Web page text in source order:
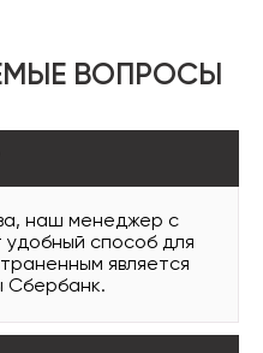
ВОПРОСЫ
наш менеджер с
удобный способ для
является
Сбербанк.